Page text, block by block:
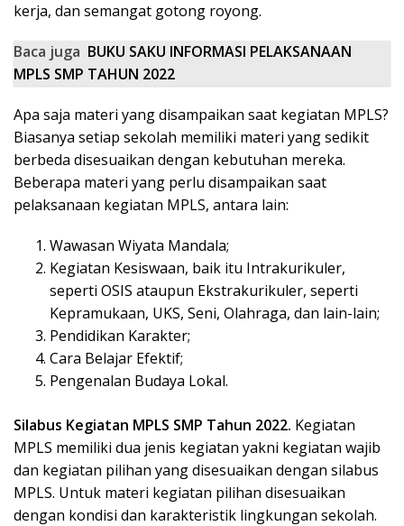
kerja, dan semangat gotong royong.
Baca juga BUKU SAKU INFORMASI PELAKSANAAN
MPLS SMP TAHUN 2022
Apa saja materi yang disampaikan saat kegiatan MPLS?
Biasanya setiap sekolah memiliki materi yang sedikit
berbeda disesuaikan dengan kebutuhan mereka.
Beberapa materi yang perlu disampaikan saat
pelaksanaan kegiatan MPLS, antara lain:
Wawasan Wiyata Mandala;
Kegiatan Kesiswaan, baik itu Intrakurikuler,
seperti OSIS ataupun Ekstrakurikuler, seperti
Kepramukaan, UKS, Seni, Olahraga, dan lain-lain;
Pendidikan Karakter;
Cara Belajar Efektif;
Pengenalan Budaya Lokal.
Silabus Kegiatan MPLS SMP Tahun 2022. Kegiatan
MPLS memiliki dua jenis kegiatan yakni kegiatan wajib
dan kegiatan pilihan yang disesuaikan dengan silabus
MPLS. Untuk materi kegiatan pilihan disesuaikan
dengan kondisi dan karakteristik lingkungan sekolah.